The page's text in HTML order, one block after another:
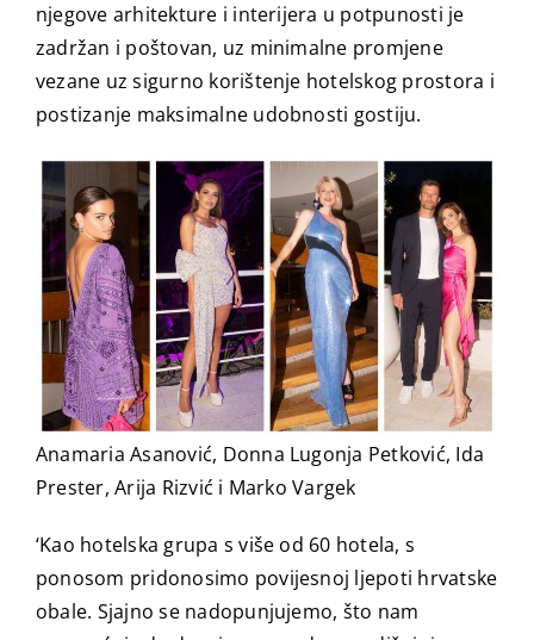
njegove arhitekture i interijera u potpunosti je
zadržan i poštovan, uz minimalne promjene
vezane uz sigurno korištenje hotelskog prostora i
postizanje maksimalne udobnosti gostiju.
Anamaria Asanović, Donna Lugonja Petković, Ida
Prester, Arija Rizvić i Marko Vargek
‘Kao hotelska grupa s više od 60 hotela, s
ponosom pridonosimo povijesnoj ljepoti hrvatske
obale. Sjajno se nadopunjujemo, što nam